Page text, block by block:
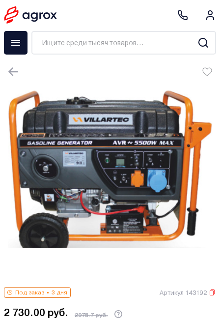
Под заказ 3 дня Артикул 143192
2 730.00 руб. 2975.7 руб.